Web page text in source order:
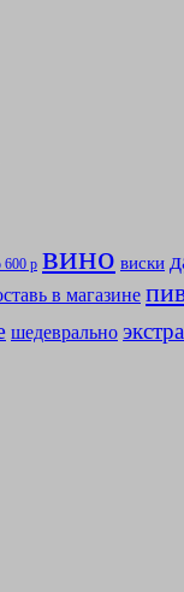
600 р вино виски
в магазине
шедеврально